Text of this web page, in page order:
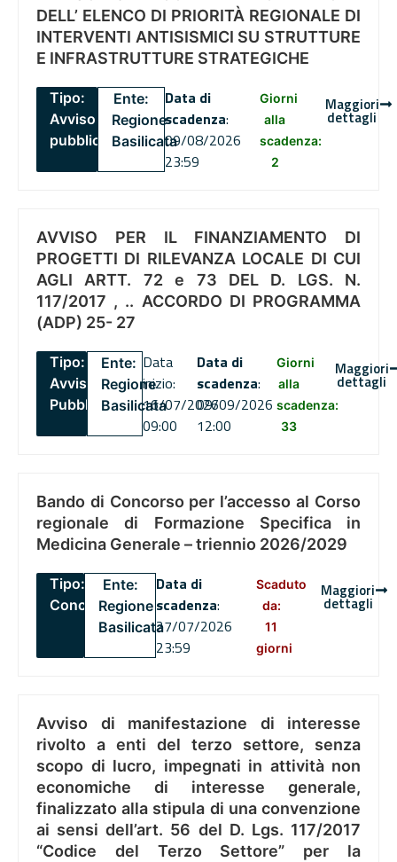
DELL’ ELENCO DI PRIORITÀ REGIONALE DI
INTERVENTI ANTISISMICI SU STRUTTURE
E INFRASTRUTTURE STRATEGICHE
Tipo:
Avviso
pubblico
Ente:
Regione
Basilicata
Data di
scadenza:
09/08/2026
23:59
Giorni
alla
scadenza:
2
Maggiori
dettagli
AVVISO PER IL FINANZIAMENTO DI
PROGETTI DI RILEVANZA LOCALE DI CUI
AGLI ARTT. 72 e 73 DEL D. LGS. N.
117/2017 , .. ACCORDO DI PROGRAMMA
(ADP) 25- 27
Tipo:
Avviso
Pubblico
Ente:
Regione
Basilicata
Data
inizio:
16/07/2026
09:00
Data di
scadenza:
09/09/2026
12:00
Giorni
alla
scadenza:
33
Maggiori
dettagli
Bando di Concorso per l’accesso al Corso
regionale di Formazione Specifica in
Medicina Generale – triennio 2026/2029
Tipo:
Concorsi
Ente:
Regione
Basilicata
Data di
scadenza:
27/07/2026
23:59
Scaduto
da:
11
giorni
Maggiori
dettagli
Avviso di manifestazione di interesse
rivolto a enti del terzo settore, senza
scopo di lucro, impegnati in attività non
economiche di interesse generale,
finalizzato alla stipula di una convenzione
ai sensi dell’art. 56 del D. Lgs. 117/2017
“Codice del Terzo Settore” per la